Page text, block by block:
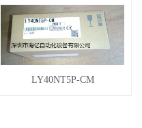
LY40NT5P-CM